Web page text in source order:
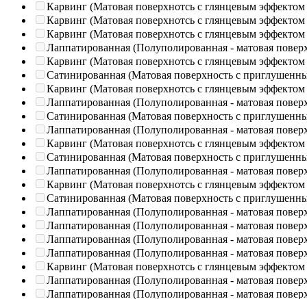
Карвинг (Матовая поверхнотсь с глянцевым эффектом
Карвинг (Матовая поверхнотсь с глянцевым эффектом
Карвинг (Матовая поверхнотсь с глянцевым эффектом
Лаппатированная (Полуполированная - матовая
Карвинг (Матовая поверхнотсь с глянцевым эффектом
Сатинированная (Матовая поверхность с
Карвинг (Матовая поверхнотсь с глянцевым эффектом
Лаппатированная (Полуполированная - матовая
Сатинированная (Матовая поверхность с
Лаппатированная (Полуполированная - матовая
Карвинг (Матовая поверхнотсь с глянцевым эффектом
Сатинированная (Матовая поверхность с
Лаппатированная (Полуполированная - матовая
Карвинг (Матовая поверхнотсь с глянцевым эффектом
Сатинированная (Матовая поверхность с
Лаппатированная (Полуполированная - матовая
Лаппатированная (Полуполированная - матовая
Лаппатированная (Полуполированная - матовая
Лаппатированная (Полуполированная - матовая
Карвинг (Матовая поверхнотсь с глянцевым эффектом
Лаппатированная (Полуполированная - матовая
Лаппатированная (Полуполированная - матовая